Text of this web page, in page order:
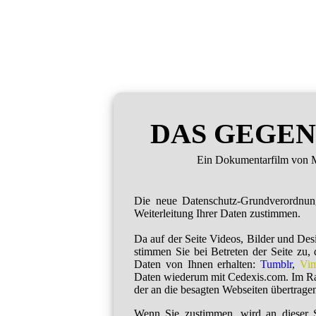
DAS
Ein Dokumentarfilm von
Die neue Datenschutz-
Weiterleitung Ihrer Daten zustimmen.
Da auf der Seite Videos, Bilder und
stimmen Sie bei Betreten der Seite zu,
Daten von Ihnen erhalten:Tumblr,
Daten wiederum mit Cedexis.com. Im
der an die besagten Webseiten
Wenn Sie zustimmen, wird an dieser